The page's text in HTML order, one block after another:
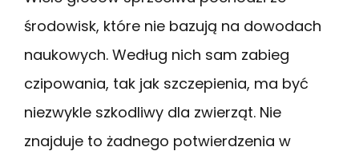
środowisk, które nie bazują na dowodach
naukowych. Według nich sam zabieg
czipowania, tak jak szczepienia, ma być
niezwykle szkodliwy dla zwierząt. Nie
znajduje to żadnego potwierdzenia w